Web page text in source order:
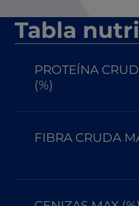
Tabla
PROTEÍNA
(%)
FIBRA CRUDA